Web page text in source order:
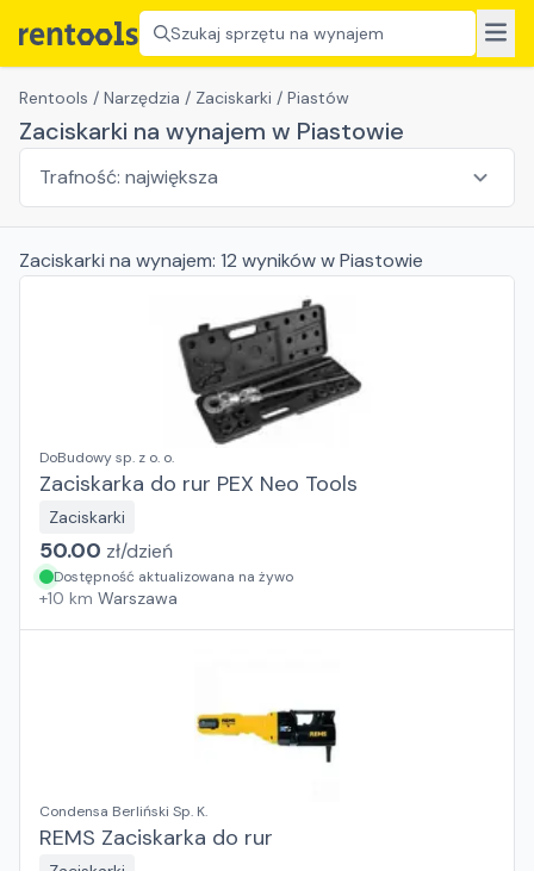
Szukaj sprzętu na wynajem
Rentools / Narzędzia / Zaciskarki / Piastów
Zaciskarki na wynajem w Piastowie
Zaciskarki na wynajem: 12 wynikóww Piastowie
DoBudowy sp. z o. o.
Zaciskarka do rur PEX Neo Tools
Zaciskarki
50.00 zł/dzień
Dostępność aktualizowana na żywo
+10 km Warszawa
Condensa Berliński Sp. K.
REMS Zaciskarka do rur